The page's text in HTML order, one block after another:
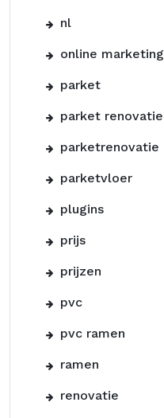
nl
online marketing
parket
parket renovatie
parketrenovatie
parketvloer
plugins
prijs
prijzen
pvc
pvc ramen
ramen
renovatie